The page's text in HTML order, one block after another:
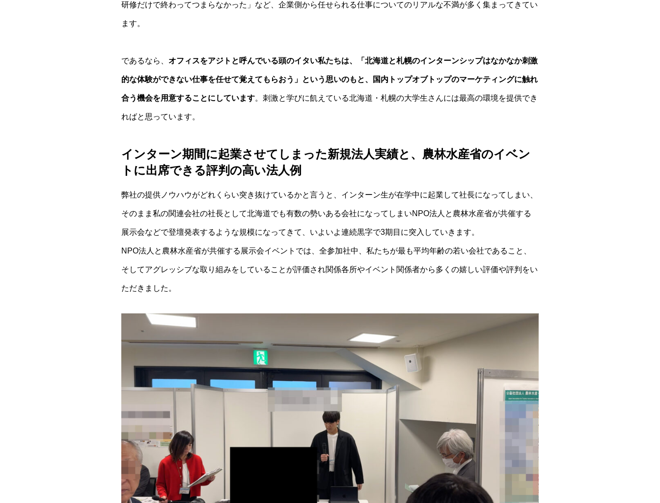
研修だけで終わってつまらなかった」など、企業側から任せられる仕事についてのリアルな不満が多く集まってきてい
ます。
であるなら、 オフィスをアジトと呼んでいる頭のイタい私たちは、「北海道と札幌のインターンシップはなかなか刺激
的な体験ができない仕事を任せて覚えてもらおう」という思いのもと、国内トップオブトップのマーケティングに触れ
合う機会を用意することにしています。刺激と学びに飢えている北海道・札幌の大学生さんには最高の環境を提供でき
ればと思っています。
インターン期間に起業させてしまった新規法人実績と、農林水産省のイベン
トに出席できる評判の高い法人例
弊社の提供ノウハウがどれくらい突き抜けているかと言うと、インターン生が在学中に起業して社長になってしまい、
そのまま私の関連会社の社長として北海道でも有数の勢いある会社になってしまいNPO法人と農林水産省が共催する
展示会などで登壇発表するような規模になってきて、いよいよ連続黒字で3期目に突入していきます。
NPO法人と農林水産省が共催する展示会イベントでは、全参加社中、私たちが最も平均年齢の若い会社であること、
そしてアグレッシブな取り組みをしていることが評価され関係各所やイベント関係者から多くの嬉しい評価や評判をい
ただきました。